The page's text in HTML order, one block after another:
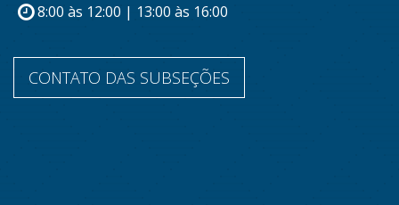
8:00 às 12:00 | 13:00 às 16:00
CONTATO DAS SUBSEÇÕES